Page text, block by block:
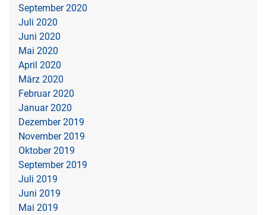
September 2020
Juli 2020
Juni 2020
Mai 2020
April 2020
März 2020
Februar 2020
Januar 2020
Dezember 2019
November 2019
Oktober 2019
September 2019
Juli 2019
Juni 2019
Mai 2019